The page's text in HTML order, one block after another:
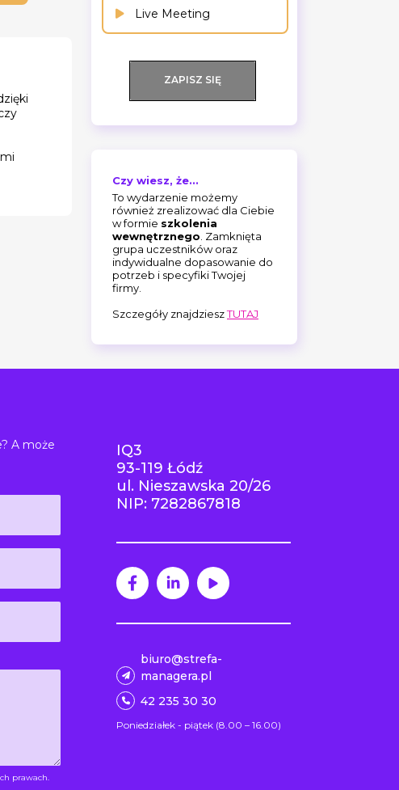
Live Meeting
ZAPISZ SIĘ
Czy wiesz, że...
To wydarzenie możemy
również zrealizować dla Ciebie
w formie szkolenia
wewnętrznego . Zamknięta
grupa uczestników oraz
indywidualne dopasowanie do
potrzeb i specyfiki Twojej
firmy.
Szczegóły znajdzieszTUTAJ
A może
prawach.
IQ3
93-119 Łódź
ul. Nieszawska 20/26
NIP: 7282867818
biuro@strefa-
managera.pl
42 235 30 30
Poniedziałek - piątek (8.00 – 16.00)